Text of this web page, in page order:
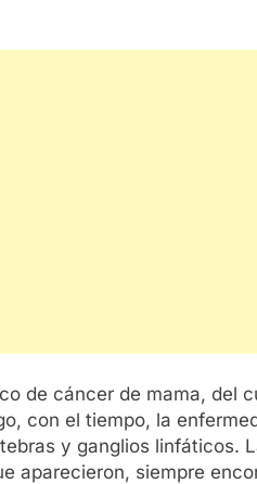
de cáncer de mama, del
con el tiempo, la
y ganglios linfáticos.
aparecieron, siempre